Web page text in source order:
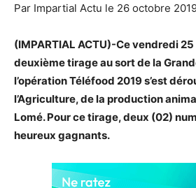
Par Impartial Actu le 26 octobre
(IMPARTIAL ACTU)-Ce vendredi
deuxième tirage au sort de la
l’opération Téléfood 2019 s’est
l’Agriculture, de la production
Lomé. Pour ce tirage, deux (02)
heureux gagnants.